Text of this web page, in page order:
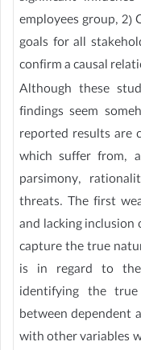
employees group, 2)
goals for all
confirm a causal
Although these
findings seem
reported results are
which suffer from,
parsimony,
threats. The first
and lacking
capture the true
is in regard to
identifying the
between dependent
with other variables